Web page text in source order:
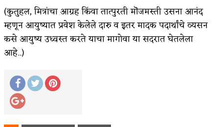
(कुतुहल, मित्रांचा आग्रह किंवा तात्पुरती मॊजमस्ती उसना आनंद
म्हणून आयुष्यात प्रवेश केलेले दारु व इतर मादक पदार्थांचे व्यसन
कसे आयुष्य उध्वस्त करते याचा मागोवा या सदरात घेतलेला
आहे..)